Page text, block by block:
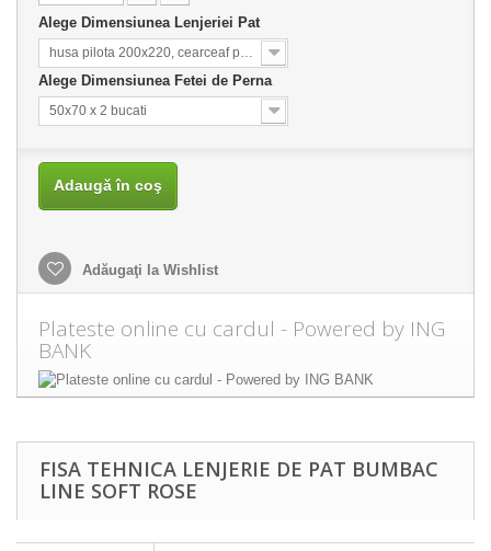
Alege Dimensiunea Lenjeriei Pat
husa pilota 200x220, cearceaf pat 240x260
Alege Dimensiunea Fetei de Perna
50x70 x 2 bucati
Adaugă în coş
Adăugaţi la Wishlist
Plateste online cu cardul - Powered by ING
BANK
FISA TEHNICA LENJERIE DE PAT BUMBAC
LINE SOFT ROSE